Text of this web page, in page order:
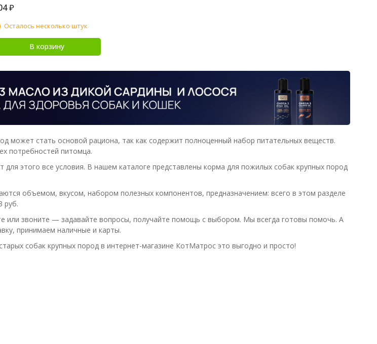
₽
Осталось несколько штук
В корзину
может стать основой рациона, так как содержит полноценный набор питательных веществ.
потребностей питомца.
для этого все условия. В нашем каталоге представлены корма для пожилых собак крупных пород
объемом, вкусом, набором полезных компонентов, предназначением: всего в этом разделе
руб.
или звоните — задавайте вопросы, получайте помощь с выбором. Мы всегда готовы помочь. А
принимаем наличные и карты.
собак крупных пород в интернет-магазине КотМатрос это выгодно и просто!